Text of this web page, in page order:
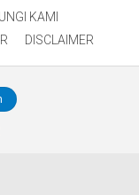
KAMI
DISCLAIMER